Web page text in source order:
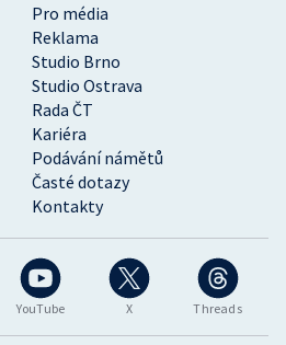
YouTube X Threads
Pro média
Reklama
Studio Brno
Studio Ostrava
Rada ČT
Kariéra
Podávání námětů
Časté dotazy
Kontakty